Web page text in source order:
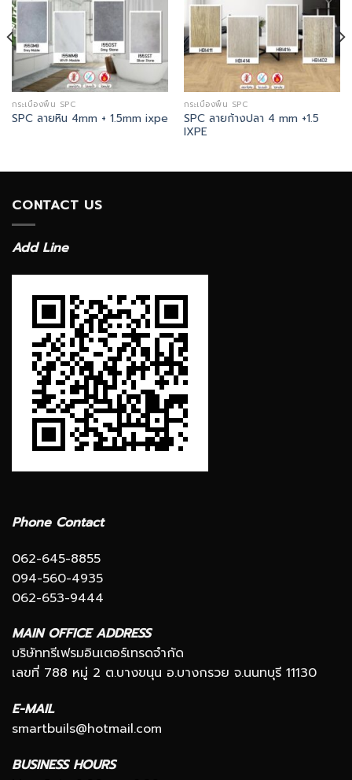
กระเบื้องพื้น SPC
SPC ลายหิน 4mm + 1.5mm ixpe
กระเบื้องพื้น SPC
SPC ลายก้างปลา 4 mm +1.5
IXPE
CONTACT US
Add Line
Phone Contact
062-645-8855
094-560-4935
062-653-9444
MAIN OFFICE ADDRESS
บริษัททรีเฟรมอินเตอร์เทรดจำกัด
เลขที่ 788 หมู่ 2 ต.บางขนุน อ.บางกรวย จ.นนทบุรี 11130
E-MAIL
smartbuils@hotmail.com
BUSINESS HOURS